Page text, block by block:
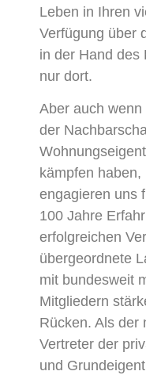
Leben in Ihren
Verfügung über
in der Hand des
nur dort.
Aber auch
der
kämpfen
engagieren uns
100 Jahre
erfolgreichen
übergeordnete
mit bundesweit
Mitgliedern
Rücken. Als der
Vertreter der
und